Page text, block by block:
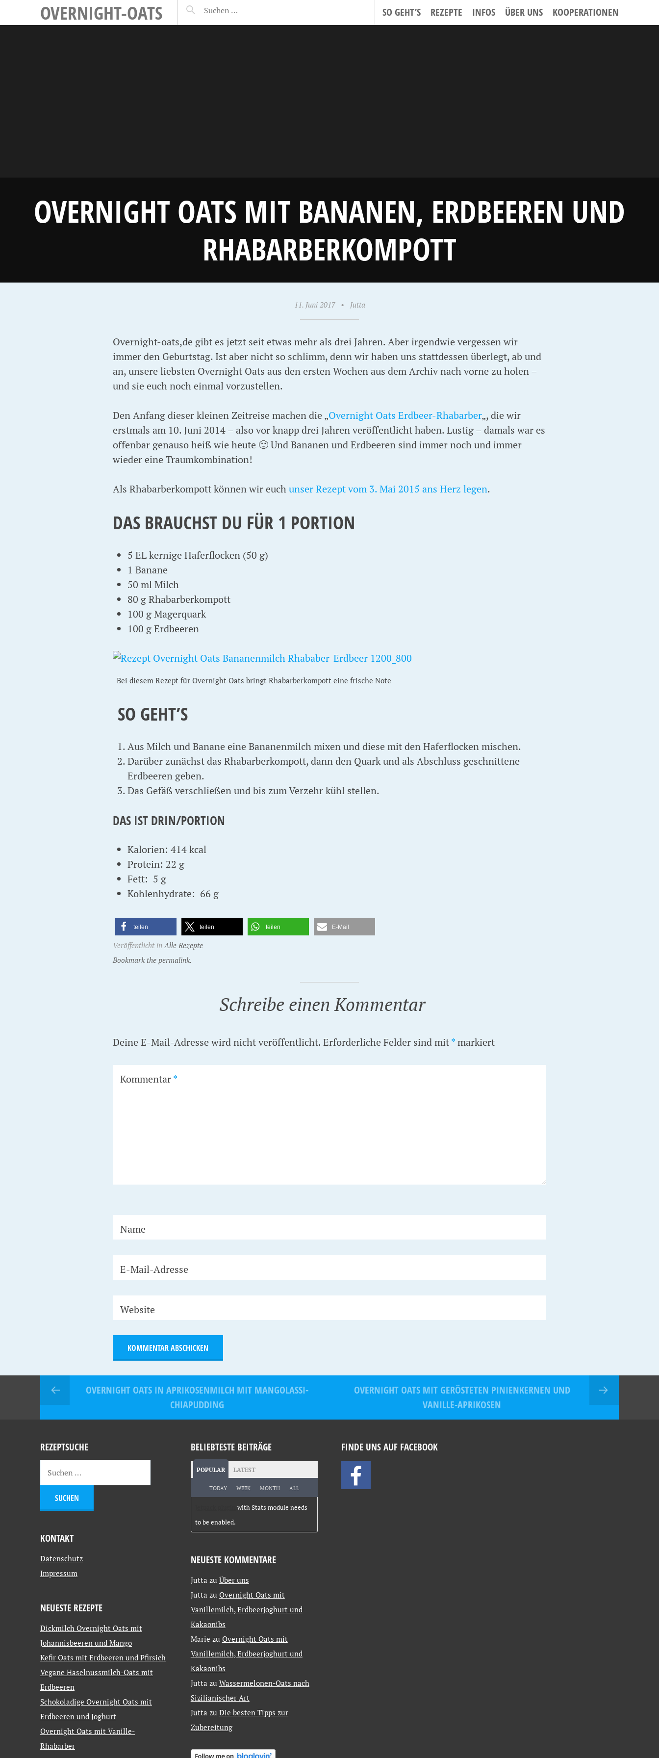
OVERNIGHT-OATS SO GEHT’S REZEPTE INFOS ÜBER UNS KOOPERATIONEN
OVERNIGHT OATS MIT BANANEN, ERDBEEREN UND
RHABARBERKOMPOTT
11. Juni 2017 • Jutta
Overnight-oats,de gibt es jetzt seit etwas mehr als drei Jahren. Aber irgendwie vergessen wir
immer den Geburtstag. Ist aber nicht so schlimm, denn wir haben uns stattdessen überlegt, ab und
an, unsere liebsten Overnight Oats aus den ersten Wochen aus dem Archiv nach vorne zu holen –
und sie euch noch einmal vorzustellen.
Den Anfang dieser kleinen Zeitreise machen die „Overnight Oats Erdbeer-Rhabarber„, die wir
erstmals am 10. Juni 2014 – also vor knapp drei Jahren veröffentlicht haben. Lustig – damals war es
offenbar genauso heiß wie heute 🙂 Und Bananen und Erdbeeren sind immer noch und immer
wieder eine Traumkombination!
Als Rhabarberkompott können wir euchunser Rezept vom 3. Mai 2015 ans Herz legen.
DAS BRAUCHST DU FÜR 1 PORTION
5 EL kernige Haferflocken (50 g)
1 Banane
50 ml Milch
80 g Rhabarberkompott
100 g Magerquark
100 g Erdbeeren
Bei diesem Rezept für Overnight Oats bringt Rhabarberkompott eine frische Note
SO GEHT’S
Aus Milch und Banane eine Bananenmilch mixen und diese mit den Haferflocken mischen.
Darüber zunächst das Rhabarberkompott, dann den Quark und als Abschluss geschnittene
Erdbeeren geben.
Das Gefäß verschließen und bis zum Verzehr kühl stellen.
DAS IST DRIN/PORTION
Kalorien: 414 kcal
Protein: 22 g
Fett: 5 g
Kohlenhydrate: 66 g
teilen teilen teilen E-Mail
Veröffentlicht inAlle Rezepte
Bookmark the permalink.
Schreibe einen Kommentar
Deine E-Mail-Adresse wird nicht veröffentlicht. Erforderliche Felder sind mit*markiert
Kommentar*
Name
E-Mail-Adresse
Website
OVERNIGHT OATS IN APRIKOSENMILCH MIT MANGOLASSI-
CHIAPUDDING
OVERNIGHT OATS MIT GERÖSTETEN PINIENKERNEN UND
VANILLE-APRIKOSEN
REZEPTSUCHE
KONTAKT
Datenschutz
Impressum
NEUESTE REZEPTE
Dickmilch Overnight Oats mit
Johannisbeeren und Mango
Kefir Oats mit Erdbeeren und Pfirsich
Vegane Haselnussmilch-Oats mit
Erdbeeren
Schokoladige Overnight Oats mit
Erdbeeren und Joghurt
Overnight Oats mit Vanille-
Rhabarber
BELIEBTESTE BEITRÄGE
POPULAR LATEST
TODAY WEEK MONTH ALL
with Stats module needs
to be enabled.
NEUESTE KOMMENTARE
Jutta zu Über uns
Jutta zu Overnight Oats mit
Vanillemilch, Erdbeerjoghurt und
Kakaonibs
Marie zu Overnight Oats mit
Vanillemilch, Erdbeerjoghurt und
Kakaonibs
Jutta zu Wassermelonen-Oats nach
Sizilianischer Art
Jutta zu Die besten Tipps zur
Zubereitung
FINDE UNS AUF FACEBOOK